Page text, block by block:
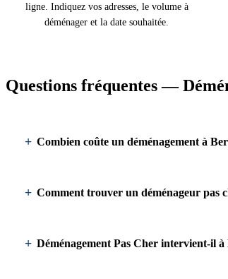
ligne. Indiquez vos adresses, le volume à
déménager et la date souhaitée.
Questions fréquentes —
Combien coûte un déménagement à
Comment trouver un déménageur pas
Déménagement Pas Cher intervient-il à